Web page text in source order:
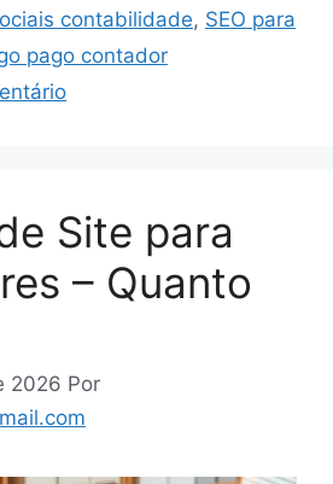
contabilidade, SEO para
pago contador
Site para
– Quanto
2026 Por